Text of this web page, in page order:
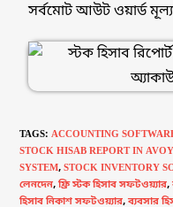
সর্বমোট আউট ওয়ার্ড মূল্য
TAGS:ACCOUNTING
STOCK HISAB REPORT IN
SYSTEM, STOCK INVENTORY
লেনদেন, ফ্রি স্টক হিসাব সফটওয়্যার,
হিসাব নিকাশ সফটওয়্যার, ব্যবসার